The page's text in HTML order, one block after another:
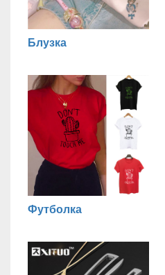
Блузка
Футболка